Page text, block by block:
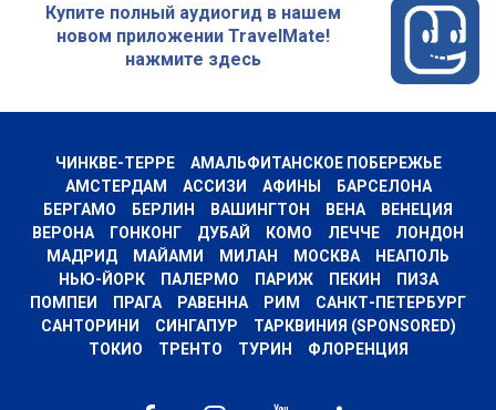
Купите полный аудиогид в нашем
новом приложении TravelMate!
нажмите здесь
ЧИНКВЕ-ТЕРРЕ
АМАЛЬФИТАНСКОЕ ПОБЕРЕЖЬЕ
АМСТЕРДАМ
АССИЗИ АФИНЫ
БАРСЕЛОНА
БЕРГАМО
БЕРЛИН ВАШИНГТОН ВЕНА
ВЕНЕЦИЯ
ВЕРОНА
ГОНКОНГ ДУБАЙ КОМО ЛЕЧЧЕ
ЛОНДОН
МАДРИД
МАЙАМИ МИЛАН МОСКВА
НЕАПОЛЬ
НЬЮ-ЙОРК
ПАЛЕРМО ПАРИЖ ПЕКИН
ПИЗА
ПОМПЕИ
ПРАГА РАВЕННА РИМ
САНКТ-ПЕТЕРБУРГ
САНТОРИНИ
СИНГАПУР
ТАРКВИНИЯ (SPONSORED)
ТОКИО
ТРЕНТО ТУРИН ФЛОРЕНЦИЯ